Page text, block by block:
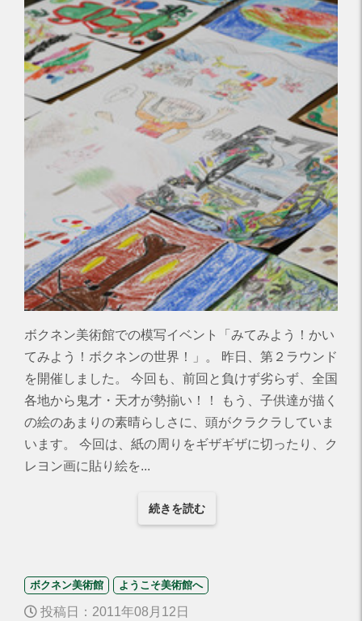
ボクネン美術館での模写イベント「みてみよう！かい
てみよう！ボクネンの世界！」。 昨日、第２ラウンド
を開催しました。 今回も、前回と負けず劣らず、全国
各地から鬼才・天才が勢揃い！！ もう、子供達が描く
の絵のあまりの素晴らしさに、頭がクラクラしていま
います。 今回は、紙の周りをギザギザに切ったり、ク
レヨン画に貼り絵を...
続きを読む
ボクネン美術館 ようこそ美術館へ
投稿日：2011年08月12日